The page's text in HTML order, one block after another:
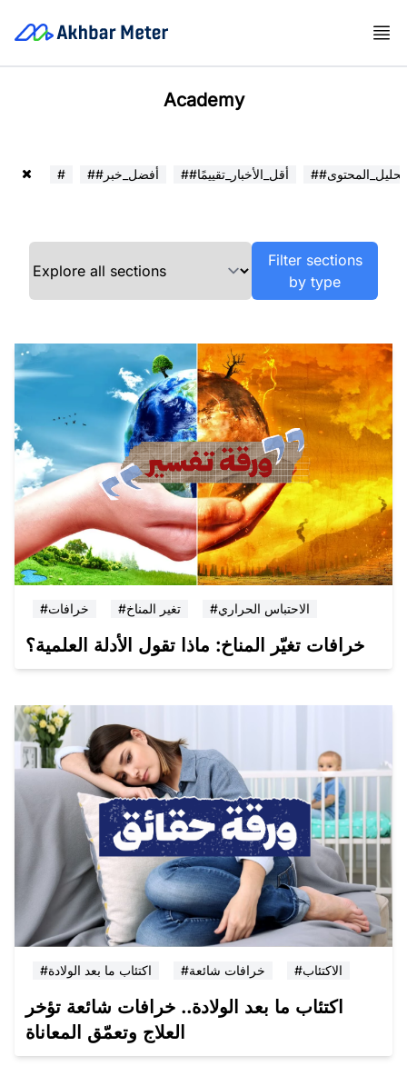
Academy
# ##أفضل_خبر ##أقل_الأخبار_تقييمًا ##تحليل_المحتوى
Filter sections
by type
#خرافات #تغير المناخ #الاحتباس الحراري
خرافات تغيّر المناخ: ماذا تقول الأدلة العلمية؟
#اكتئاب ما بعد الولادة #خرافات شائعة #الاكتئاب
اكتئاب ما بعد الولادة.. خرافات شائعة تؤخر
العلاج وتعمّق المعاناة